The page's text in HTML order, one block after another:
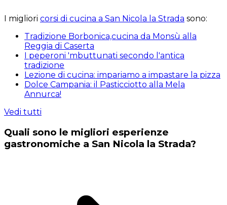
I migliori corsi di cucina a San Nicola la Strada sono:
Tradizione Borbonica,cucina da Monsù alla
Reggia di Caserta
I peperoni 'mbuttunati secondo l'antica
tradizione
Lezione di cucina: impariamo a impastare la pizza
Dolce Campania: il Pasticciotto alla Mela
Annurca!
Vedi tutti
Quali sono le migliori esperienze
gastronomiche a San Nicola la Strada?